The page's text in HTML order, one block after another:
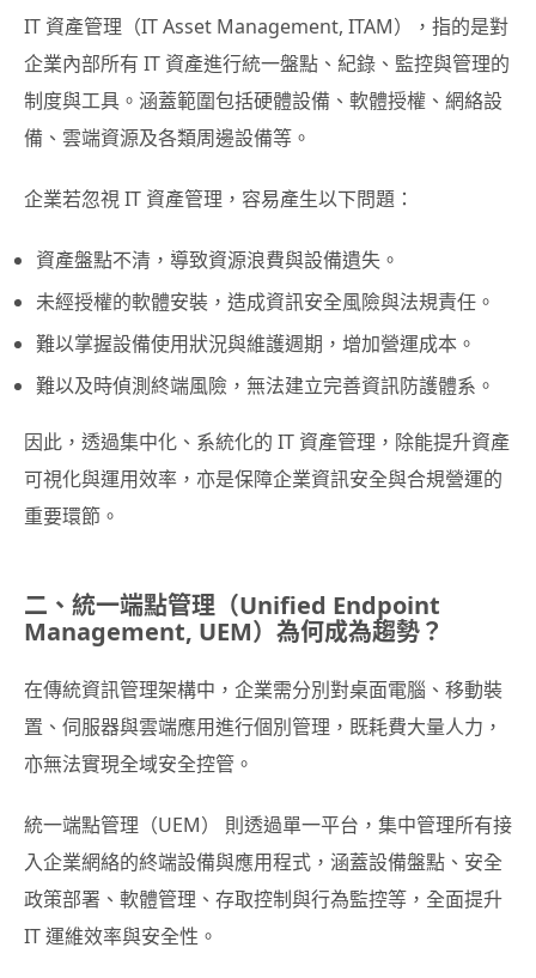
IT 資產管理（IT Asset Management, ITAM），指的是對
企業內部所有 IT 資產進行統一盤點、紀錄、監控與管理的
制度與工具。涵蓋範圍包括硬體設備、軟體授權、網絡設
備、雲端資源及各類周邊設備等。
企業若忽視 IT 資產管理，容易產生以下問題：
資產盤點不清，導致資源浪費與設備遺失。
未經授權的軟體安裝，造成資訊安全風險與法規責任。
難以掌握設備使用狀況與維護週期，增加營運成本。
難以及時偵測終端風險，無法建立完善資訊防護體系。
因此，透過集中化、系統化的 IT 資產管理，除能提升資產
可視化與運用效率，亦是保障企業資訊安全與合規營運的
重要環節。
二、統一端點管理（Unified Endpoint
Management, UEM）為何成為趨勢？
在傳統資訊管理架構中，企業需分別對桌面電腦、移動裝
置、伺服器與雲端應用進行個別管理，既耗費大量人力，
亦無法實現全域安全控管。
統一端點管理（UEM） 則透過單一平台，集中管理所有接
入企業網絡的終端設備與應用程式，涵蓋設備盤點、安全
政策部署、軟體管理、存取控制與行為監控等，全面提升
IT 運維效率與安全性。